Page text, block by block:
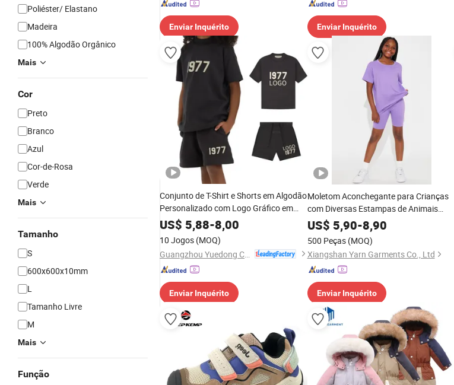
Poliéster/ Elastano
Madeira
100% Algodão Orgânico
Mais
Cor
Preto
Branco
Azul
Cor-de-Rosa
Verde
Mais
Tamanho
S
600x600x10mm
L
Tamanho Livre
M
Mais
Função
Enviar Inquérito Enviar Inquérito
Conjunto de T-Shirt e Shorts em Algodão
Personalizado com Logo Gráfico em
Branco para Meninos e Meninas 100%
Roupas para Crianças 2 Conjuntos de
Roupas para Crianças
US$ 5,88-8,00
10 Jogos (MOQ)
Enviar Inquérito
Moletom Aconchegante para Crianças
com Diversas Estampas de Animais
para o Inverno
US$ 5,90-8,90
500 Peças (MOQ)
Xiangshan Yarn Garments Co., Ltd
Enviar Inquérito